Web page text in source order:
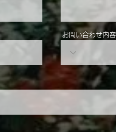
お問い合わせ内容